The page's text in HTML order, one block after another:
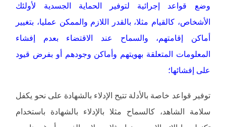
وضع قواعد إجرائية لتوفير الحماية الجسدية لأولئك
الأشخاص، كالقيام مثلا، بالقدر اللازم والممكن عمليا، بتغيير
أماكن إقامتهم، والسماح عند الاقتضاء بعدم إفشاء
المعلومات المتعلقة بهويتهم وأماكن وجودهم أو بفرض قيود
على إفشائها؛
توفير قواعد خاصة بالأدلة تتيح الإدلاء بالشهادة على نحو يكفل
سلامة الشاهد، كالسماح مثلا بالإدلاء بالشهادة باستخدام